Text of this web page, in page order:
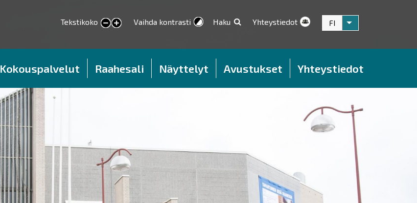
Tekstikoko
smaller text
larger text Vaihda kontrasti Haku Yhteystiedot FI Listaa lisätoiminnot
Kokouspalvelut Raahesali Näyttelyt Avustukset Yhteystiedot